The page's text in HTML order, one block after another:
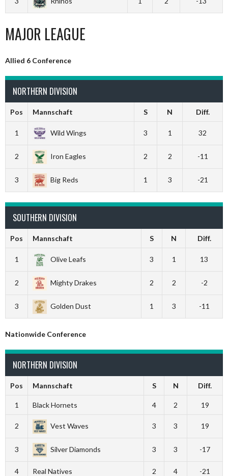
MAJOR LEAGUE
Allied 6 Conference
NORTHERN DIVISION
Pos Mannschaft S N Diff.
1 Wild Wings 3 1 32
2 Iron Eagles 2 2 -11
3 Big Reds 1 3 -21
SOUTHERN DIVISION
Pos Mannschaft S N Diff.
1 Olive Leafs 3 1 13
2 Mighty Drakes 2 2 -2
3 Golden Dust 1 3 -11
Nationwide Conference
NORTHERN DIVISION
Pos Mannschaft S N Diff.
1 Black Hornets 4 2 19
2 Vest Waves 3 3 19
3 Silver Diamonds 3 3 -17
4 Real Natives 2 4 -21